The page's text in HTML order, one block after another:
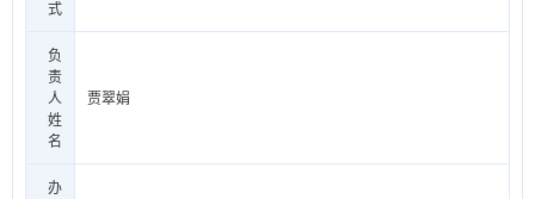
式
负
责
人
姓
名
贾翠娟
办